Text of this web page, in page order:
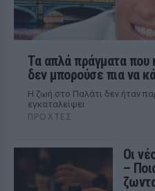
Τα απλά πράγματα που
δεν μπορούσε πια να
Η ζωή στο Παλάτι δεν ήταν
εγκαταλείψει
ΠΡΟΧΤΈΣ
Οι
–